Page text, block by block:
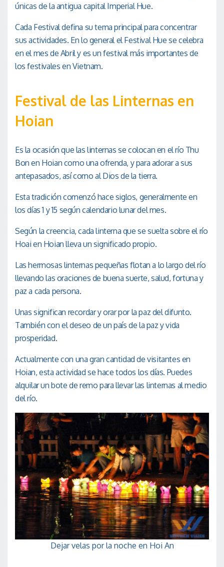
únicas de la antigua capital Imperial Hue.
Cada Festival defina su tema principal para concentrar
sus actividades. En lo general el Festival Hue se celebra
en el mes de Abril y es un festival más importantes de
los festivales en Vietnam.
Festival de las Linternas en
Hoian
Es la ocasión que las linternas se colocan en el río Thu
Bon en Hoian como una ofrenda, y para adorar a sus
antepasados, así como al Dios de la tierra.
Esta tradición comenzó hace siglos, generalmente en
los días 1 y 15 según calendario lunar del mes.
Según la creencia, cada linterna que se suelta sobre el río
Hoai en Hoian lleva un significado propio.
Las hermosas linternas pequeñas flotan a lo largo del río
llevando las oraciones de buena suerte, salud, fortuna y
paz a cada persona.
Unas significan recordar y orar por la paz del difunto.
También con el deseo de un país de la paz y vida
prosperidad.
Actualmente con una gran cantidad de visitantes en
Hoian, esta actividad se hace todos los días. Puedes
alquilar un bote de remo para llevar las linternas al medio
del río.
Dejar velas por la noche en Hoi An